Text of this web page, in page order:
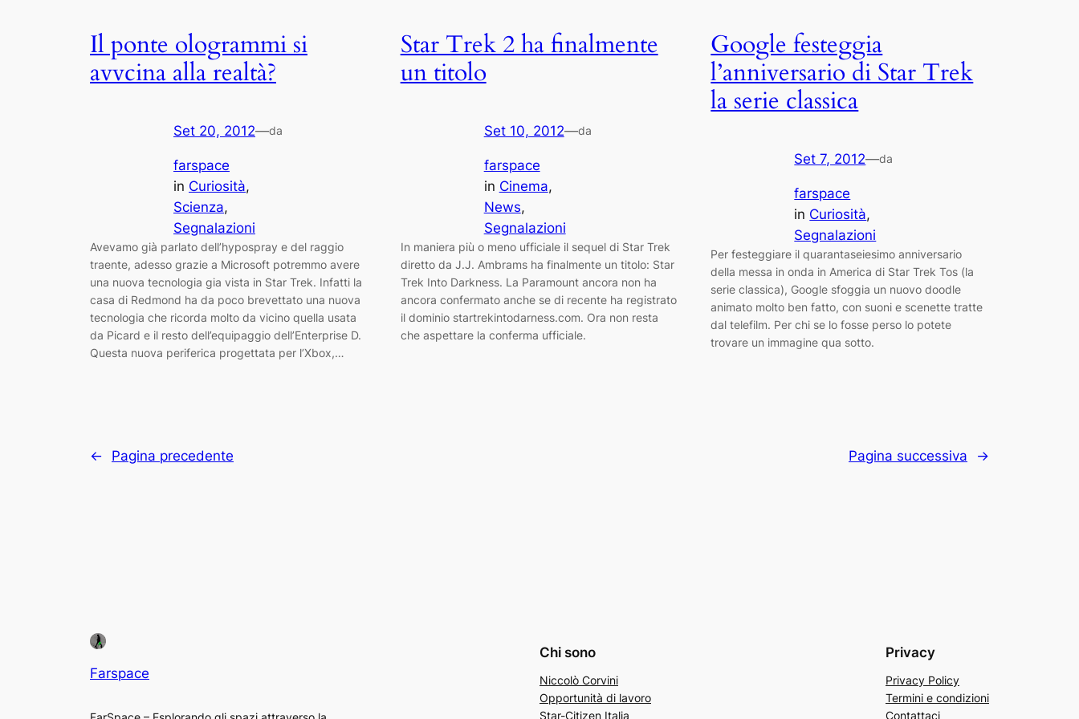
Il ponte ologrammi si
avvcina alla realtà?
Set 20, 2012—da
farspace
in Curiosità
Scienza
Segnalazioni
Avevamo già parlato dell’hypospray e del raggio
traente, adesso grazie a Microsoft potremmo avere
una nuova tecnologia gia vista in Star Trek. Infatti la
casa di Redmond ha da poco brevettato una nuova
tecnologia che ricorda molto da vicino quella usata
da Picard e il resto dell’equipaggio dell’Enterprise D.
Questa nuova periferica progettata per l’Xbox,…
Star Trek 2 ha finalmente
un titolo
Set 10, 2012—da
farspace
in Cinema
News
Segnalazioni
In maniera più o meno ufficiale il sequel di Star Trek
diretto da J.J. Ambrams ha finalmente un titolo: Star
Trek Into Darkness. La Paramount ancora non ha
ancora confermato anche se di recente ha registrato
il dominio startrekintodarness.com. Ora non resta
che aspettare la conferma ufficiale.
Google festeggia
l’anniversario di Star Trek
la serie classica
Set 7, 2012—da
farspace
in Curiosità
Segnalazioni
Per festeggiare il quarantaseiesimo anniversario
della messa in onda in America di Star Trek Tos (la
serie classica), Google sfoggia un nuovo doodle
animato molto ben fatto, con suoni e scenette tratte
dal telefilm. Per chi se lo fosse perso lo potete
trovare un immagine qua sotto.
← Pagina precedente Pagina successiva →
Farspace
Chi sono
Niccolò Corvini
Opportunità di lavoro
Star-Citizen Italia
Privacy
Privacy Policy
Termini e condizioni
Contattaci